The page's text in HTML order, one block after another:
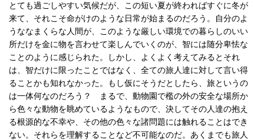
とても過ごしやすい気候だが、この短い夏が終わればすぐに冬が
来て、それこそ命がけのような日常が始まるのだろう。自分のよ
うななまくらな人間が、このような厳しい環境での暮らしのいい
所だけを金に物を言わせて楽しんでいくのが、智には随分卑怯な
ことのように感じられた。しかし、よくよく考えてみるとそれ
は、智だけに限ったことではなく、全ての旅人達に対して言い得
ることかも知れなかった。もし仮にそうだとしたら、旅というの
は一体何なのだろう？ まるで、動物園で檻の外の安全な場所か
ら色々な動物を眺めているようなもので、決してその人達の抱え
る根源的な不幸や、その他の色々な諸問題には触れることはでき
ない。それらを理解することなど不可能なのだ。あくまでも旅人